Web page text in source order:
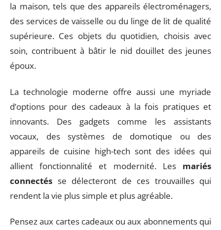
la maison, tels que des appareils électroménagers,
des services de vaisselle ou du linge de lit de qualité
supérieure. Ces objets du quotidien, choisis avec
soin, contribuent à bâtir le nid douillet des jeunes
époux.
La technologie moderne offre aussi une myriade
d’options pour des cadeaux à la fois pratiques et
innovants. Des gadgets comme les assistants
vocaux, des systèmes de domotique ou des
appareils de cuisine high-tech sont des idées qui
allient fonctionnalité et modernité. Les mariés
connectés se délecteront de ces trouvailles qui
rendent la vie plus simple et plus agréable.
Pensez aux cartes cadeaux ou aux abonnements qui